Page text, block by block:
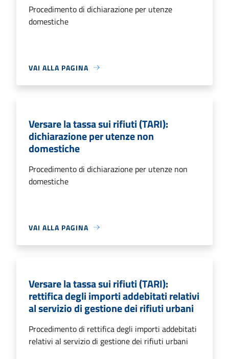
Procedimento di dichiarazione per utenze
domestiche
VAI ALLA PAGINA
Versare la tassa sui rifiuti (TARI):
dichiarazione per utenze non
domestiche
Procedimento di dichiarazione per utenze non
domestiche
VAI ALLA PAGINA
Versare la tassa sui rifiuti (TARI):
rettifica degli importi addebitati relativi
al servizio di gestione dei rifiuti urbani
Procedimento di rettifica degli importi addebitati
relativi al servizio di gestione dei rifiuti urbani